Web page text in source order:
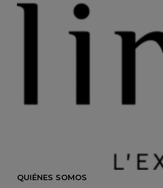
QUIÉNES SOMOS